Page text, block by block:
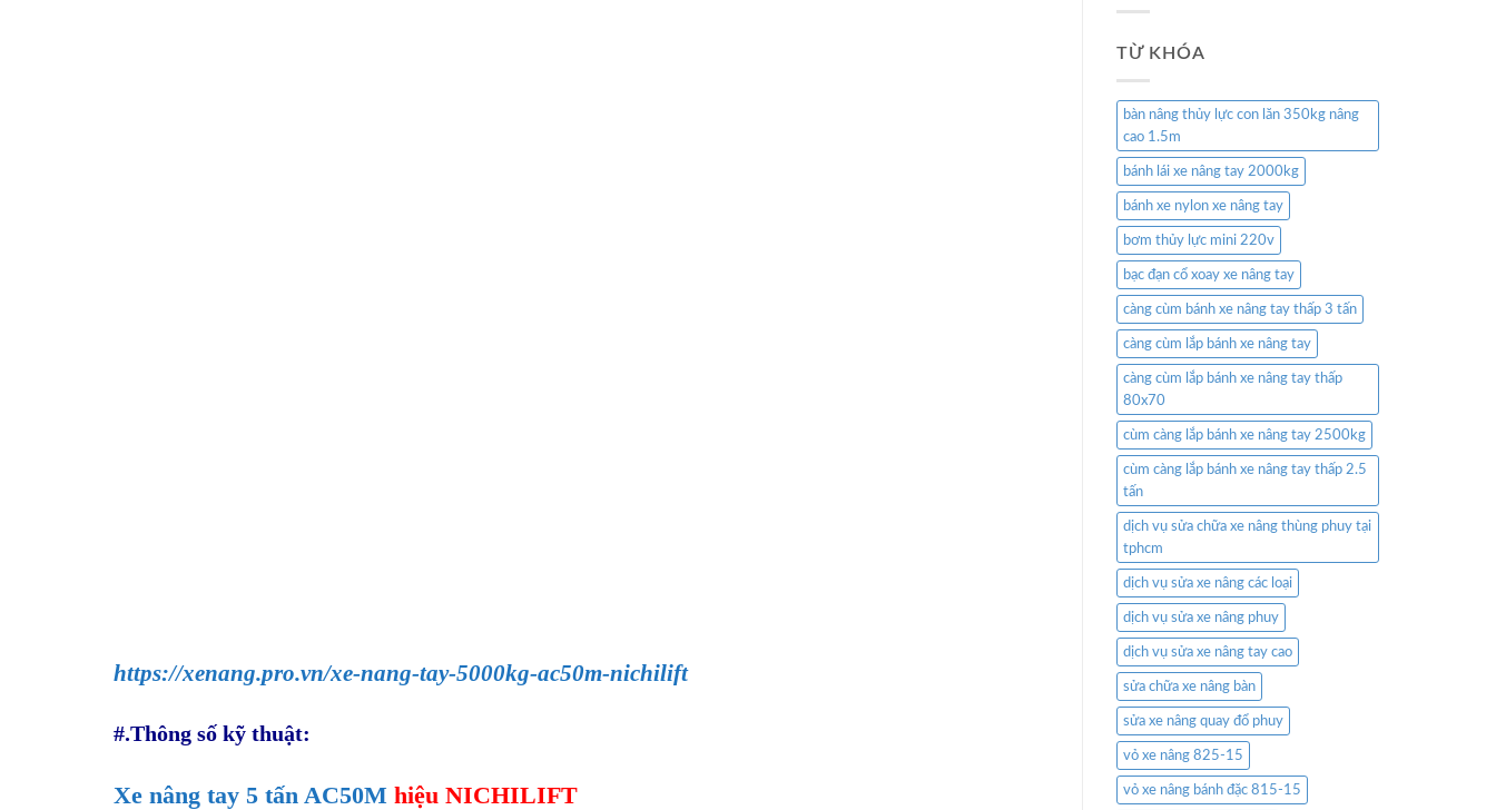
https://xenang.pro.vn/xe-nang-tay-5000kg-ac50m-nichilift
#.Thông số kỹ thuật:
Xe nâng tay 5 tấn AC50M hiệu NICHILIFT
TỪ KHÓA
bàn nâng thủy lực con lăn 350kg nâng
cao 1.5m
bánh lái xe nâng tay 2000kg
bánh xe nylon xe nâng tay
bơm thủy lực mini 220v
bạc đạn cổ xoay xe nâng tay
càng cùm bánh xe nâng tay thấp 3 tấn
càng cùm lắp bánh xe nâng tay
càng cùm lắp bánh xe nâng tay thấp
80x70
cùm càng lắp bánh xe nâng tay 2500kg
cùm càng lắp bánh xe nâng tay thấp 2.5
tấn
dịch vụ sửa chữa xe nâng thùng phuy tại
tphcm
dịch vụ sửa xe nâng các loại
dịch vụ sửa xe nâng phuy
dịch vụ sửa xe nâng tay cao
sửa chữa xe nâng bàn
sửa xe nâng quay đổ phuy
vỏ xe nâng 825-15
vỏ xe nâng bánh đặc 815-15